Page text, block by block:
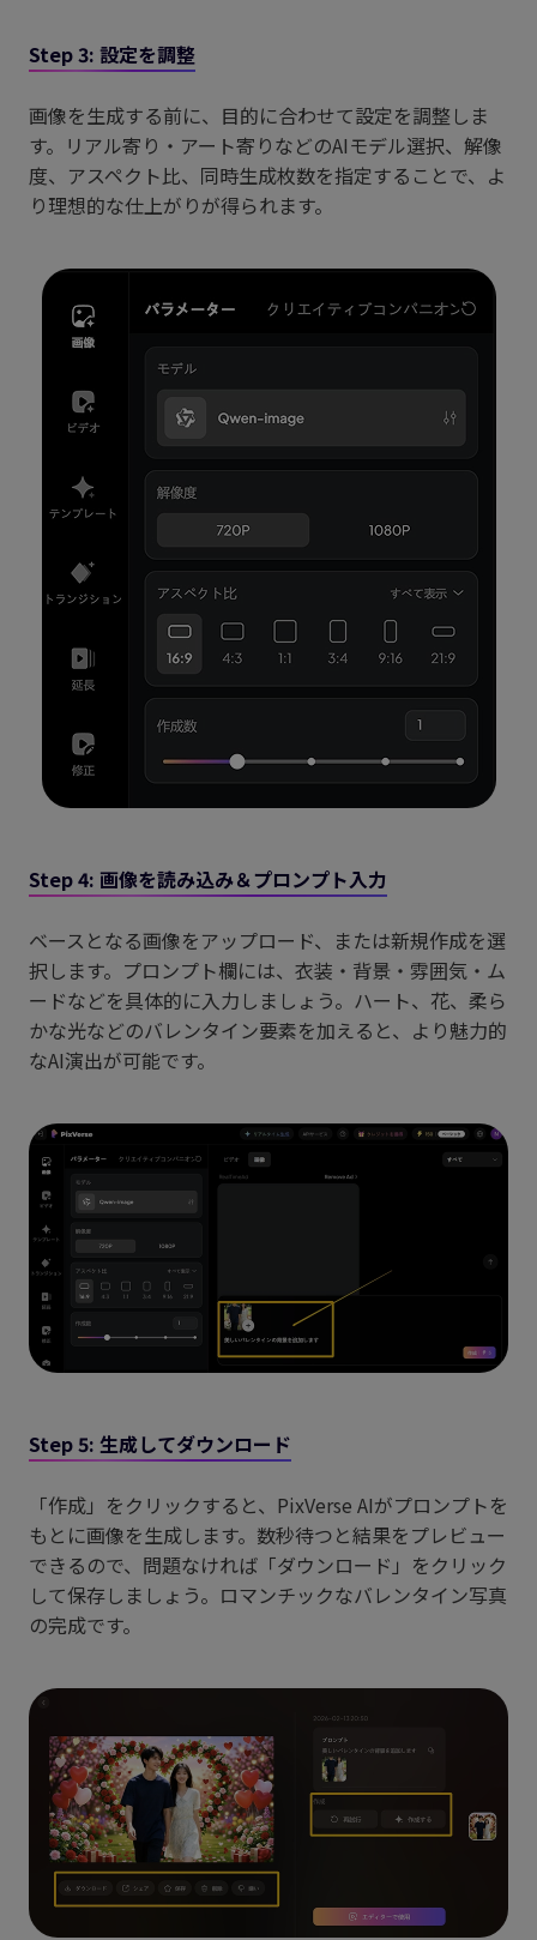
Step 3: 設定を調整
画像を生成する前に、目的に合わせて設定を調整しま
す。リアル寄り・アート寄りなどのAIモデル選択、解像
度、アスペクト比、同時生成枚数を指定することで、よ
り理想的な仕上がりが得られます。
Step 4: 画像を読み込み＆プロンプト入力
ベースとなる画像をアップロード、または新規作成を選
択します。プロンプト欄には、衣装・背景・雰囲気・ム
ードなどを具体的に入力しましょう。ハート、花、柔ら
かな光などのバレンタイン要素を加えると、より魅力的
なAI演出が可能です。
Step 5: 生成してダウンロード
「作成」をクリックすると、PixVerse AIがプロンプトを
もとに画像を生成します。数秒待つと結果をプレビュー
できるので、問題なければ「ダウンロード」をクリック
して保存しましょう。ロマンチックなバレンタイン写真
の完成です。